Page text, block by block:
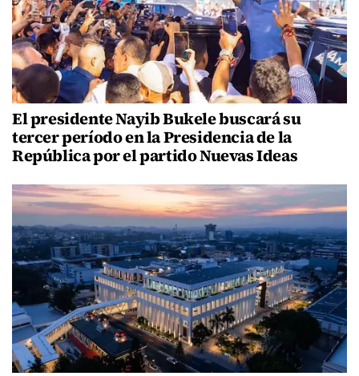
El presidente Nayib Bukele buscará su
tercer período en la Presidencia de la
República por el partido Nuevas Ideas